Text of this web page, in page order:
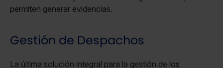
permiten generar evidencias.
Gestión de Despachos
La última solución integral para la gestión de los